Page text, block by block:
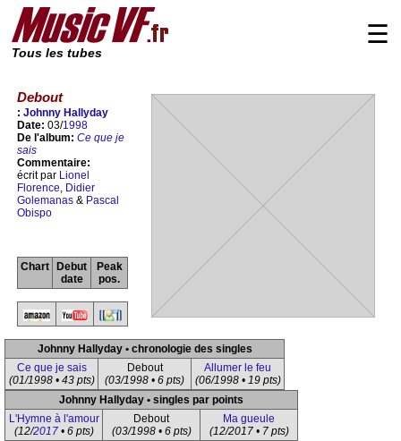
Tous les tubes
☰
Debout
: Johnny Hallyday
Date: 03/1998
De l'album: Ce que je
sais
Commentaire:
écrit par Lionel
Florence, Didier
Golemanas & Pascal
Obispo
Chart
Debut
date
Peak
pos.
Johnny Hallyday • chronologie des singles
Ce que je sais
(01/1998 • 43 pts)
Debout
(03/1998 • 6 pts)
Allumer le feu
(06/1998 • 19 pts)
Johnny Hallyday • singles par points
L'Hymne à l'amour
(12/2017• 6 pts)
Debout
(03/1998 • 6 pts)
Ma gueule
(12/2017 • 7 pts)